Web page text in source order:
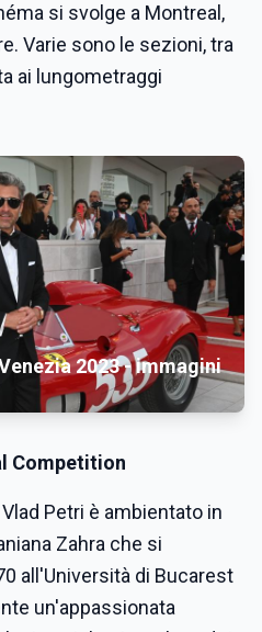
si svolge a Montreal,
Varie sono le sezioni, tra
ai lungometraggi
2023 - immagini
Competition
Petri è ambientato in
Zahra che si
all'Università di Bucarest
un'appassionata